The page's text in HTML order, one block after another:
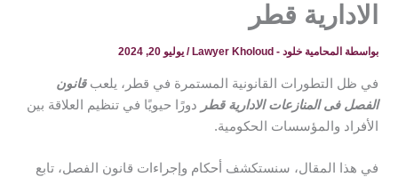
الادارية قطر
بواسطة المحامية خلود - Lawyer Kholoud /يوليو 20, 2024
في ظل التطورات القانونية المستمرة في قطر، يلعبقانون
الفصل فى المنازعات الادارية قطر
دورًا حيويًا في تنظيم العلاقة بين
الأفراد والمؤسسات الحكومية.
في هذا المقال، سنستكشف أحكام وإجراءات قانون الفصل، تابع